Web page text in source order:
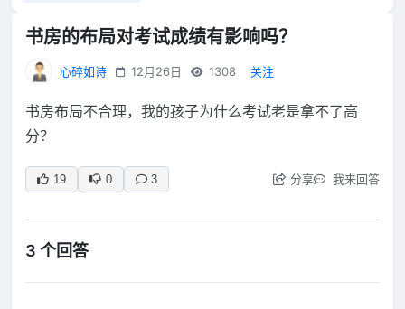
书房的布局对考试成绩有影响吗？
心碎如诗 12月26日 1308 关注
书房布局不合理，我的孩子为什么考试老是拿不了高
分？
19 0 3 分享 我来回答
3 个回答